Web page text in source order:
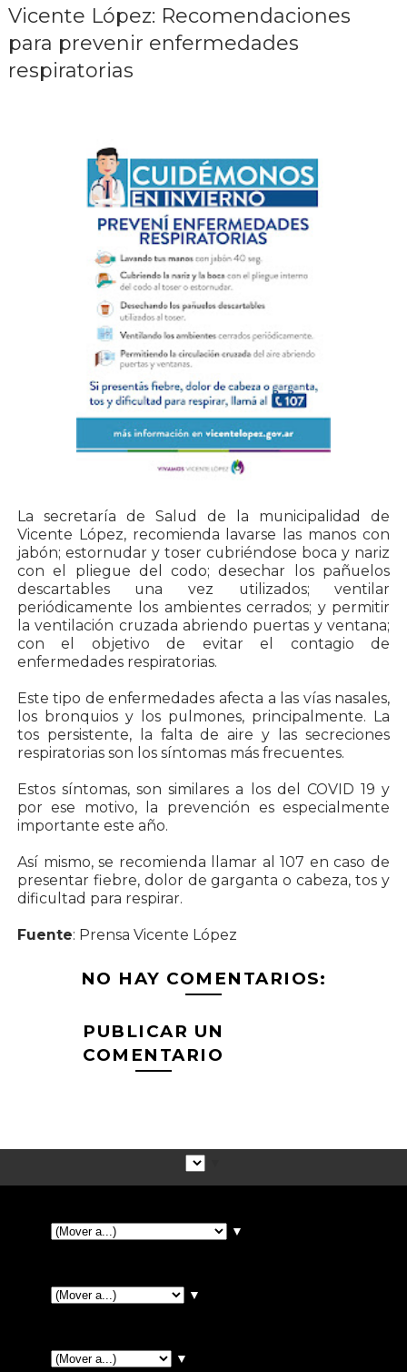
Vicente López: Recomendaciones
para prevenir enfermedades
respiratorias
La secretaría de Salud de la municipalidad de
Vicente López, recomienda lavarse las manos con
jabón; estornudar y toser cubriéndose boca y nariz
con el pliegue del codo; desechar los pañuelos
descartables una vez utilizados; ventilar
periódicamente los ambientes cerrados; y permitir
la ventilación cruzada abriendo puertas y ventana;
con el objetivo de evitar el contagio de
enfermedades respiratorias.
Este tipo de enfermedades afecta a las vías nasales,
los bronquios y los pulmones, principalmente. La
tos persistente, la falta de aire y las secreciones
respiratorias son los síntomas más frecuentes.
Estos síntomas, son similares a los del COVID 19 y
por ese motivo, la prevención es especialmente
importante este año.
Así mismo, se recomienda llamar al 107 en caso de
presentar fiebre, dolor de garganta o cabeza, tos y
dificultad para respirar.
Fuente: Prensa Vicente López
NO HAY COMENTARIOS:
PUBLICAR UN
COMENTARIO
▼
▼
▼